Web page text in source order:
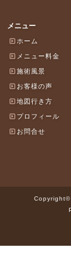
メニュー
ホーム
メニュー料金
施術風景
お客様の声
地図行き方
プロフィール
お問合せ
Copyright©